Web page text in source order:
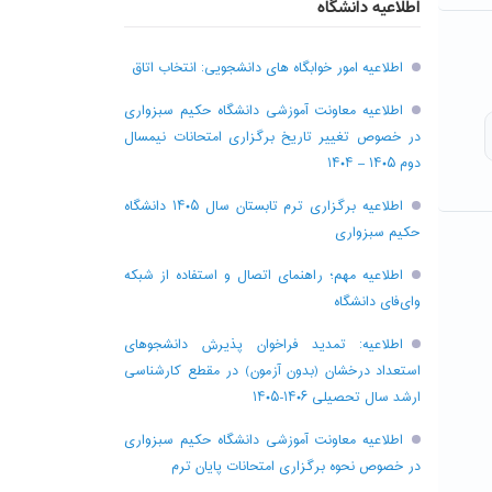
اطلاعیه دانشگاه
اطلاعیه امور خوابگاه های دانشجویی: انتخاب اتاق
اطلاعیه معاونت آموزشی دانشگاه حکیم سبزواری
در خصوص تغییر تاریخ برگزاری امتحانات نیمسال
دوم ۱۴۰۵ – ۱۴۰۴
اطلاعیه برگزاری ترم تابستان سال ۱۴۰۵ دانشگاه
حکیم سبزواری
اطلاعیه مهم؛ راهنمای اتصال و استفاده از شبکه
وای‌فای دانشگاه
اطلاعیه: تمدید فراخوان پذیرش دانشجو‌های
استعداد درخشان (بدون آزمون) در مقطع کارشناسی
ارشد سال تحصیلی ۱۴۰۶-۱۴۰۵
اطلاعیه معاونت آموزشی دانشگاه حکیم سبزواری
در خصوص نحوه برگزاری امتحانات پایان ترم